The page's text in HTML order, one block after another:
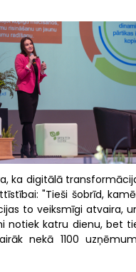
ka digitālā
"Tieši šobrīd,
to veiksmīgi atvaira,
notiek katru dienu, bet
nekā 1100